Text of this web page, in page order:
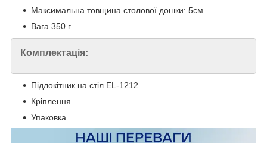
Максимальна товщина столової дошки: 5см
Вага 350 г
Комплектація:
Підлокітник на стіл EL-1212
Кріплення
Упаковка